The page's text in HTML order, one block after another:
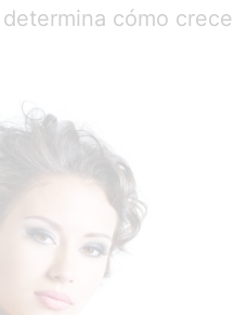
cómo crece